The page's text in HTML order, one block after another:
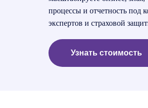
процессы и отчетность под
экспертов и страховой
Узнать стоимость